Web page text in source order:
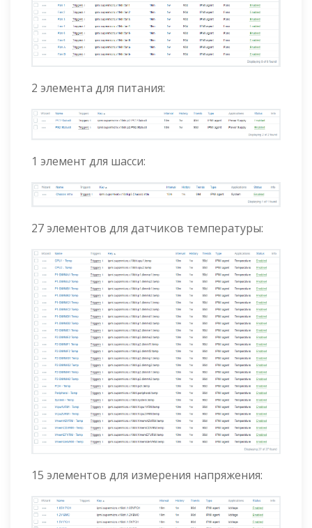
2 элемента для питания:
1 элемент для шасси:
27 элементов для датчиков температуры:
15 элементов для измерения напряжения: